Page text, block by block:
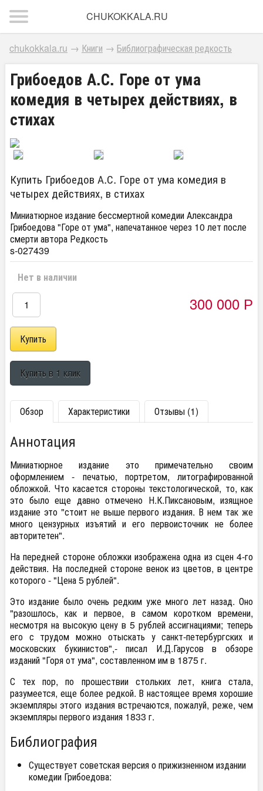
CHUKOKKALA.RU
chukokkala.ru → Книги → Библиографическая редкость
Грибоедов А.С. Горе от ума
комедия в четырех действиях, в
стихах
Купить Грибоедов А.С. Горе от ума комедия в
четырех действиях, в стихах
Миниатюрное издание бессмертной комедии Александра
Грибоедова "Горе от ума", напечатанное через 10 лет после
смерти автора Редкость
s-027439
Нет в наличии
300 000 Р
Обзор Характеристики Отзывы (1)
Аннотация
Миниатюрное издание это примечательно своим
оформлением - печатью, портретом, литографированной
обложкой. Что касается стороны текстологической, то, как
это было еще давно отмечено Н.К.Пиксановым, изящное
издание это "стоит не выше первого издания. В нем так же
много цензурных изъятий и его первоисточник не более
авторитетен".
На передней стороне обложки изображена одна из сцен 4-го
действия. На последней стороне венок из цветов, в центре
которого - "Цена 5 рублей".
Это издание было очень редким уже много лет назад. Оно
"разошлось, как и первое, в самом коротком времени,
несмотря на высокую цену в 5 рублей ассигнациями; теперь
его с трудом можно отыскать у санкт-петербургских и
московских букинистов",- писал И.Д.Гарусов в обзоре
изданий "Горя от ума", составленном им в 1875 г.
С тех пор, по прошествии стольких лет, книга стала,
разумеется, еще более редкой. В настоящее время хорошие
экземпляры этого издания встречаются, пожалуй, реже, чем
экземпляры первого издания 1833 г.
Библиография
Существует советская версия о прижизненном издании
комедии Грибоедова: